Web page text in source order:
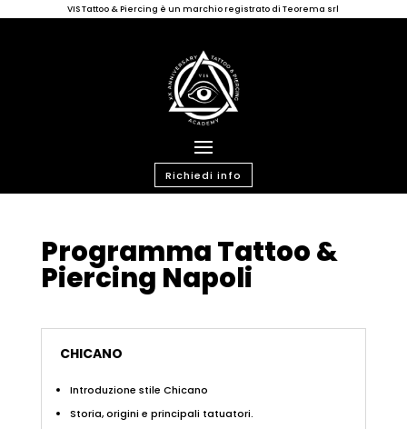
VIS Tattoo & Piercing è un marchio registrato di Teorema srl
Richiedi info
Programma Tattoo &
Piercing Napoli
CHICANO
Introduzione stile Chicano
Storia, origini e principali tatuatori.